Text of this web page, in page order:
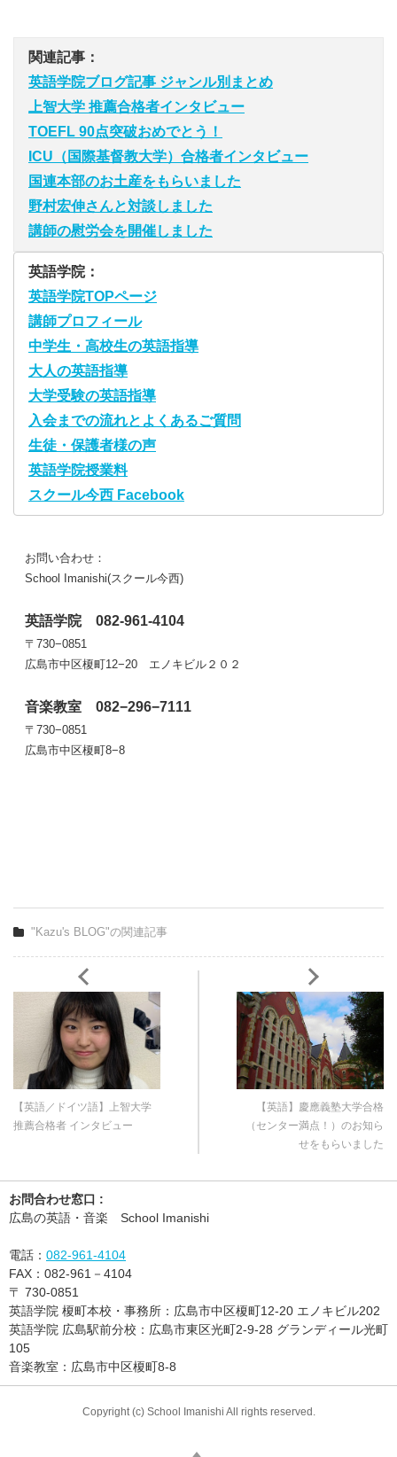
関連記事：
英語学院ブログ記事 ジャンル別まとめ
上智大学 推薦合格者インタビュー
TOEFL 90点突破おめでとう！
ICU（国際基督教大学）合格者インタビュー
国連本部のお土産をもらいました
野村宏伸さんと対談しました
講師の慰労会を開催しました
英語学院：
英語学院TOPページ
講師プロフィール
中学生・高校生の英語指導
大人の英語指導
大学受験の英語指導
入会までの流れとよくあるご質問
生徒・保護者様の声
英語学院授業料
スクール今西 Facebook
お問い合わせ：
School Imanishi(スクール今西)
英語学院 082-961-4104
〒730−0851
広島市中区榎町12−20 エノキビル２０２
音楽教室 082−296−7111
〒730−0851
広島市中区榎町8−8
"Kazu's BLOG"の関連記事
【英語／ドイツ語】上智大学
推薦合格者 インタビュー
【英語】慶應義塾大学合格
（センター満点！）のお知ら
せをもらいました
お問合わせ窓口 :
広島の英語・音楽 School Imanishi
電話： 082-961-4104
FAX： 082-961－4104
〒 730-0851
英語学院 榎町本校・事務所：広島市中区榎町12-20 エノキビル202
英語学院 広島駅前分校：広島市東区光町2-9-28 グランディール光町
105
音楽教室：広島市中区榎町8-8
Copyright (c) School Imanishi All rights reserved.